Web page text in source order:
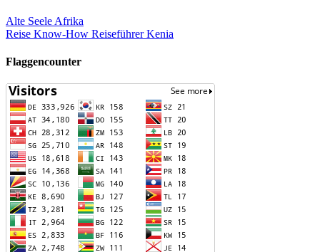
Alte Seele Afrika
Reise Know-How Reiseführer Kenia
Flaggencounter